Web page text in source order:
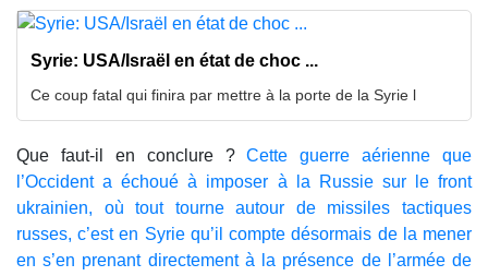
Syrie: USA/Israël en état de choc ...
Ce coup fatal qui finira par mettre à la porte de la Syrie l
Que faut-il en conclure ?Cette guerre aérienne que
l’Occident a échoué à imposer à la Russie sur le front
ukrainien, où tout tourne autour de missiles tactiques
russes, c’est en Syrie qu’il compte désormais de la mener
en s’en prenant directement à la présence de l’armée de